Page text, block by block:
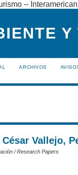
--
ARCHIVOS
Vallejo,
/ Research Papers